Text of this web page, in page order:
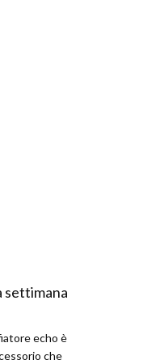
settimana
echo è
che